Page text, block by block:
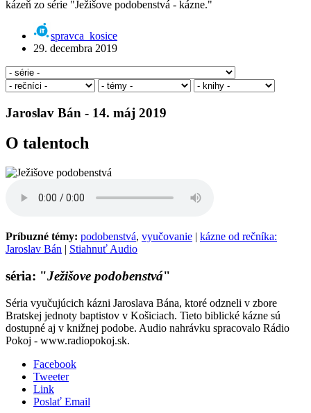
kázeň zo série "Ježišove podobenstvá - kázne."
spravca_kosice
29. decembra 2019
Jaroslav Bán - 14. máj 2019
O talentoch
Príbuzné témy: podobenstvá, vyučovanie | kázne od rečníka:
Jaroslav Bán | Stiahnuť Audio
séria: "Ježišove podobenstvá"
Séria vyučujúcich kázni Jaroslava Bána, ktoré odzneli v zbore
Bratskej jednoty baptistov v Košiciach. Tieto biblické kázne sú
dostupné aj v knižnej podobe. Audio nahrávku spracovalo Rádio
Pokoj - www.radiopokoj.sk.
Facebook
Tweeter
Link
Poslať Email